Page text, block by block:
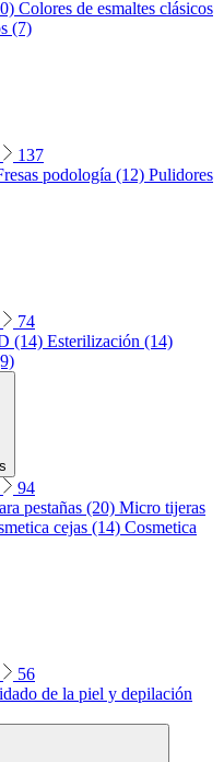
Colores de esmaltes clásicos
(7)
137
podología (12) Pulidores
74
(14) Esterilización (14)
94
pestañas (20) Micro tijeras
cejas (14) Cosmetica
56
de la piel y depilación